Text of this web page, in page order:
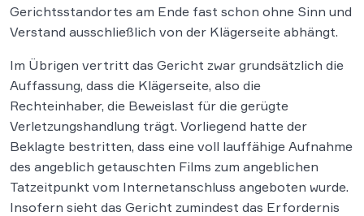
Gerichtsstandortes am Ende fast schon ohne Sinn und
Verstand ausschließlich von der Klägerseite abhängt.
Im Übrigen vertritt das Gericht zwar grundsätzlich die
Auffassung, dass die Klägerseite, also die
Rechteinhaber, die Beweislast für die gerügte
Verletzungshandlung trägt. Vorliegend hatte der
Beklagte bestritten, dass eine voll lauffähige Aufnahme
des angeblich getauschten Films zum angeblichen
Tatzeitpunkt vom Internetanschluss angeboten wurde.
Insofern sieht das Gericht zumindest das Erfordernis